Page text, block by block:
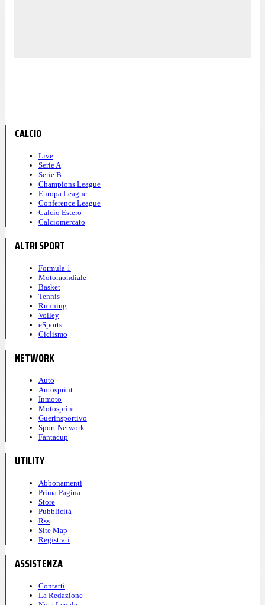
CALCIO
Live
Serie A
Serie B
Champions League
Europa League
Conference League
Calcio Estero
Calciomercato
ALTRI SPORT
Formula 1
Motomondiale
Basket
Tennis
Running
Volley
eSports
Ciclismo
NETWORK
Auto
Autosprint
Inmoto
Motosprint
Guerinsportivo
Sport Network
Fantacup
UTILITY
Abbonamenti
Prima Pagina
Store
Pubblicità
Rss
Site Map
Registrati
ASSISTENZA
Contatti
La Redazione